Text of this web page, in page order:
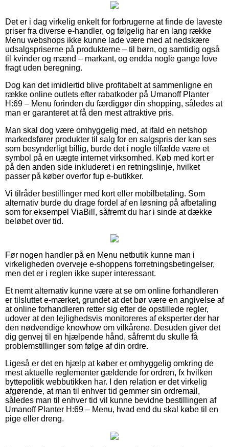
Det er i dag virkelig enkelt for forbrugerne at finde de laveste
priser fra diverse e-handler, og følgelig har en lang række
Menu webshops ikke kunne lade være med at nedskære
udsalgspriserne på produkterne – til børn, og samtidig også
til kvinder og mænd – markant, og endda nogle gange love
fragt uden beregning.
Dog kan det imidlertid blive profitabelt at sammenligne en
række online outlets efter rabatkoder på Umanoff Planter
H:69 – Menu forinden du færdiggør din shopping, således at
man er garanteret at få den mest attraktive pris.
Man skal dog være omhyggelig med, at ifald en netshop
markedsfører produkter til salg for en salgspris der kan ses
som besynderligt billig, burde det i nogle tilfælde være et
symbol på en uægte internet virksomhed. Køb med kort er
på den anden side inkluderet i en retningslinje, hvilket
passer på køber overfor fup e-butikker.
Vi tilråder bestillinger med kort eller mobilbetaling. Som
alternativ burde du drage fordel af en løsning på afbetaling
som for eksempel ViaBill, såfremt du har i sinde at dække
beløbet over tid.
Før nogen handler på en Menu netbutik kunne man i
virkeligheden overveje e-shoppens forretningsbetingelser,
men det er i reglen ikke super interessant.
Et nemt alternativ kunne være at se om online forhandleren
er tilsluttet e-mærket, grundet at det bør være en angivelse af
at online forhandleren retter sig efter de opstillede regler,
udover at den lejlighedsvis monitoreres af eksperter der har
den nødvendige knowhow om vilkårene. Desuden giver det
dig genvej til en hjælpende hånd, såfremt du skulle få
problemstillinger som følge af din ordre.
Ligeså er det en hjælp at køber er omhyggelig omkring de
mest aktuelle reglementer gældende for ordren, fx hvilken
byttepolitik webbutikken har. I den relation er det virkelig
afgørende, at man til enhver tid gemmer sin ordremail,
således man til enhver tid vil kunne bevidne bestillingen af
Umanoff Planter H:69 – Menu, hvad end du skal købe til en
pige eller dreng.